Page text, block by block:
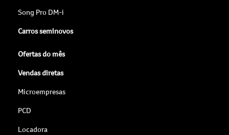
Song Pro DM-i
Carros seminovos
Ofertas do mês
Vendas diretas
Microempresas
PCD
Locadora